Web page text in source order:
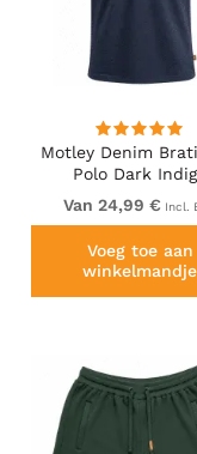
Motley Denim
Polo Dark
Van 24,99 € Incl.
Voeg toe aan
winkelmandje